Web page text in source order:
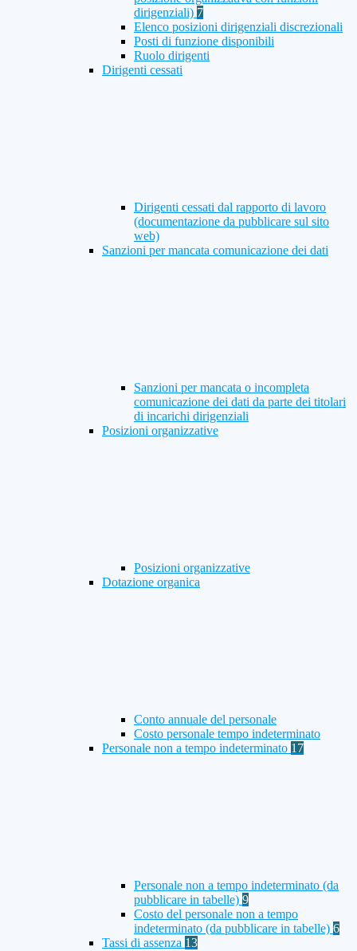
dirigenziali) 7
Elenco posizioni dirigenziali discrezionali
Posti di funzione disponibili
Ruolo dirigenti
Dirigenti cessati
Dirigenti cessati dal rapporto di lavoro
(documentazione da pubblicare sul sito
web)
Sanzioni per mancata comunicazione dei dati
Sanzioni per mancata o incompleta
comunicazione dei dati da parte dei titolari
di incarichi dirigenziali
Posizioni organizzative
Posizioni organizzative
Dotazione organica
Conto annuale del personale
Costo personale tempo indeterminato
Personale non a tempo indeterminato 17
Personale non a tempo indeterminato (da
pubblicare in tabelle) 9
Costo del personale non a tempo
indeterminato (da pubblicare in tabelle) 6
Tassi di assenza 13